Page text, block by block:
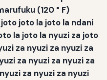
(120 ° F)
joto la joto la ndani
la joto la nyuzi za joto
za nyuzi za nyuzi za
za nyuzi za nyuzi za
za nyuzi za nyuzi